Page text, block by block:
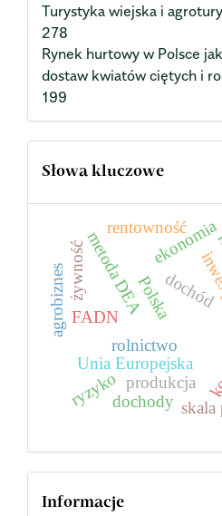
Turystyka wiejska i
278
Rynek hurtowy w Polsce
dostaw kwiatów ciętych i
199
Słowa kluczowe
rolnictwo
Polska
Unia Europejska
metoda DEAekonomia
FADN
dochód
produkcja
dochody
rentowność
agrobiznes
ryzyko
żywność
Informacje